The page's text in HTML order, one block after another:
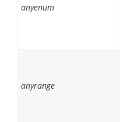
anyenum
anyrange